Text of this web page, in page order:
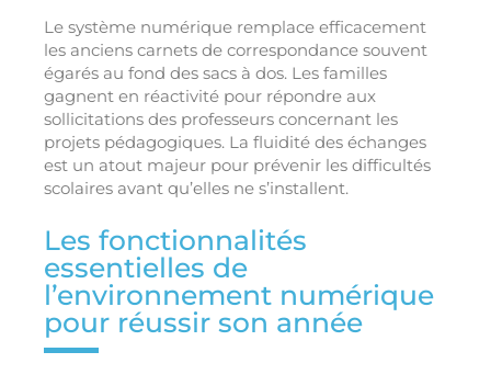
Le système numérique remplace efficacement
les anciens carnets de correspondance souvent
égarés au fond des sacs à dos. Les familles
gagnent en réactivité pour répondre aux
sollicitations des professeurs concernant les
projets pédagogiques. La fluidité des échanges
est un atout majeur pour prévenir les difficultés
scolaires avant qu’elles ne s’installent.
Les fonctionnalités
essentielles de
l’environnement numérique
pour réussir son année